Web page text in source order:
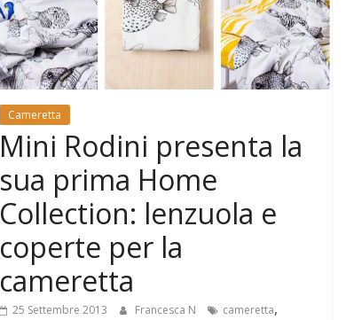
Cameretta
Mini Rodini presenta la
sua prima Home
Collection: lenzuola e
coperte per la
cameretta
25 Settembre 2013 Francesca N cameretta,